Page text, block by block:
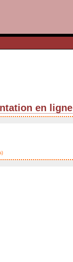
en ligne